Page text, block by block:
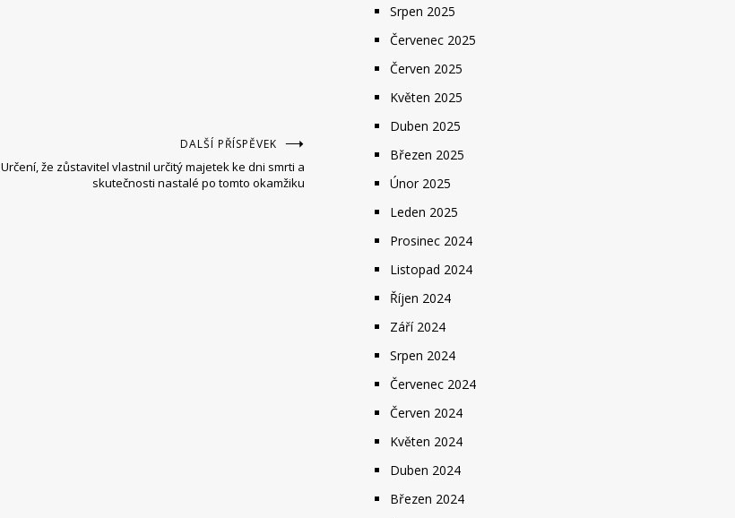
DALŠÍ PŘÍSPĚVEK
Určení, že zůstavitel vlastnil určitý majetek ke dni smrti a
skutečnosti nastalé po tomto okamžiku
Srpen 2025
Červenec 2025
Červen 2025
Květen 2025
Duben 2025
Březen 2025
Únor 2025
Leden 2025
Prosinec 2024
Listopad 2024
Říjen 2024
Září 2024
Srpen 2024
Červenec 2024
Červen 2024
Květen 2024
Duben 2024
Březen 2024